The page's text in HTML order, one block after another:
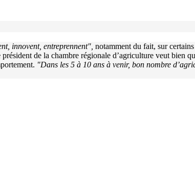
innovent, entreprennent", notamment du fait, sur
président de la chambre régionale d’agriculture veut bien
"Dans les 5 à 10 ans à venir, bon nombre